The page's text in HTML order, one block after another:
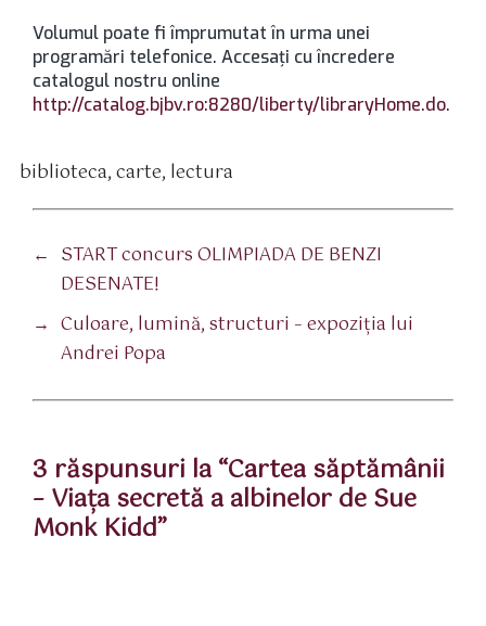
Volumul poate fi împrumutat în urma unei
programări telefonice. Accesaţi cu încredere
catalogul nostru online
http://catalog.bjbv.ro:8280/liberty/libraryHome.do.
biblioteca,carte, lectura
← START concurs OLIMPIADA DE BENZI
DESENATE!
→ Culoare, lumină, structuri – expoziția lui
Andrei Popa
3 răspunsuri la “Cartea săptămânii
– Viața secretă a albinelor de Sue
Monk Kidd”